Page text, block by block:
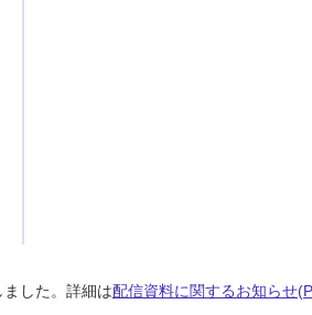
した。詳細は配信資料に関するお知らせ